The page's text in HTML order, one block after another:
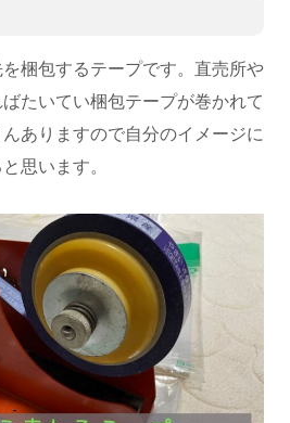
梱包するテープです。直売所や
たいてい梱包テープが巻かれて
ありますので自分のイメージに
思います。